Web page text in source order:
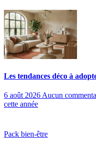
Les tendances déco à
6 août 2026 Aucun
cette année
Pack bien-être